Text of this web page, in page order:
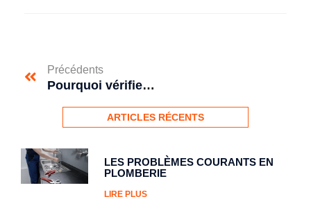
Précédents
Pourquoi vérifier sa plomberie régulièrement?
ARTICLES RÉCENTS
LES PROBLÈMES COURANTS EN
PLOMBERIE
LIRE PLUS